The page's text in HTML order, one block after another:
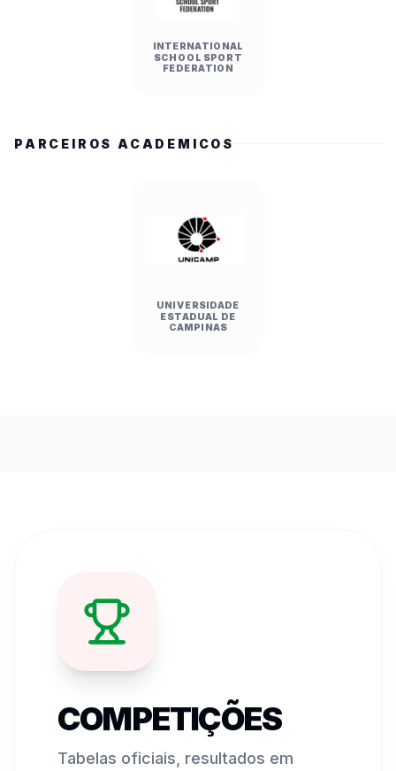
INTERNATIONAL
SCHOOL SPORT
FEDERATION
PARCEIROS ACADEMICOS
UNIVERSIDADE
ESTADUAL DE
CAMPINAS
COMPETIÇÕES
Tabelas oficiais, resultados em